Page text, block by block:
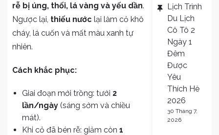
rễ bị úng, thối, lá vàng và yếu dần.
Ngược lại, thiếu nước lại làm cỏ khô
cháy, lá cuốn và mất màu xanh tự
nhiên.
Cách khắc phục:
Giai đoạn mới trồng: tưới 2
lần/ngày (sáng sớm và chiều
mát).
Khi cỏ đã bén rễ: giảm còn 1
Lịch Trình
Du Lịch
Cô Tô 2
Ngày 1
Đêm
Được
Yêu
Thích Hè
2026
30 Tháng 7,
2026